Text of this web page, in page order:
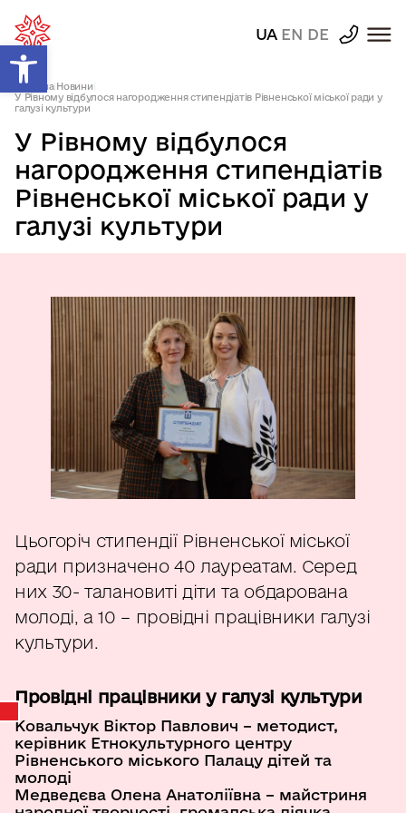
Відкрити Панель інструментів
UA EN DE
Головна| Новини
У Рівному відбулося нагородження стипендіатів Рівненської міської ради у
галузі культури
У Рівному відбулося
нагородження стипендіатів
Рівненської міської ради у
галузі культури
Цьогоріч стипендії Рівненської міської
ради призначено 40 лауреатам. Серед
них 30- талановиті діти та обдарована
молоді, а 10 – провідні працівники галузі
культури.
Провідні працівники у галузі культури
Ковальчук Віктор Павлович – методист,
керівник Етнокультурного центру
Рівненського міського Палацу дітей та
молоді
Медведєва Олена Анатоліївна – майстриня